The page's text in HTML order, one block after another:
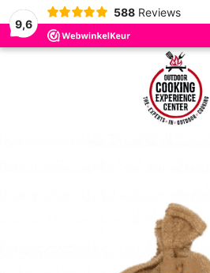
9,6
588 Reviews